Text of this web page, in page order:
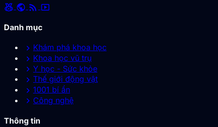
social_leaderboard public rss_feed smart_display
Danh mục
chevron_right Khám phá khoa học
chevron_right Khoa học vũ trụ
chevron_right Y học - Sức khỏe
chevron_right Thế giới động vật
chevron_right 1001 bí ẩn
chevron_right Công nghệ
Thông tin